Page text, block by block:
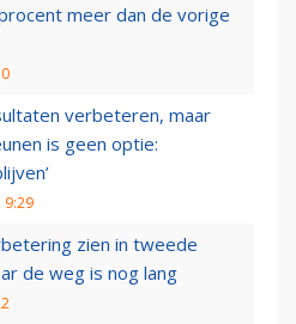
meer dan de vorige
verbeteren, maar
is geen optie:
9:29
zien in tweede
de weg is nog lang